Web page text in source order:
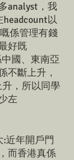
analyst，我
headcount以
係管理有錢
好既
國、東南亞
不斷上升，
，所以同學
左
:近年開戶門
而香港真係